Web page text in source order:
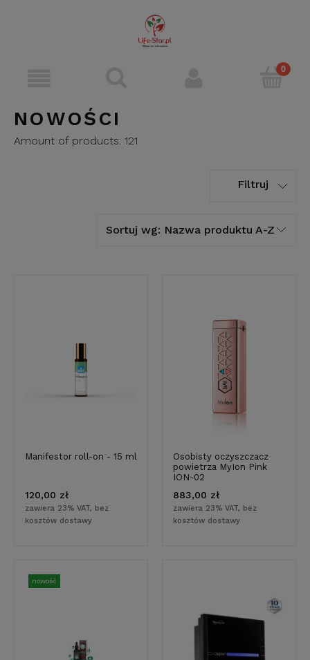
NOWOŚCI
Amount of products: 121
Sortuj wg: Nazwa produktu A-Z
Filtruj
Manifestor roll-on - 15 ml
120,00 zł
zawiera 23% VAT, bez
kosztów dostawy
Osobisty oczyszczacz
powietrza MyIon Pink
ION-02
883,00 zł
zawiera 23% VAT, bez
kosztów dostawy
nowość